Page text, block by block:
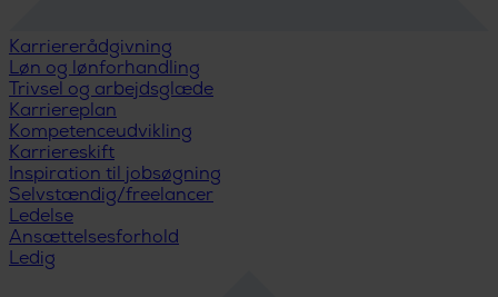
Karriererådgivning
Løn og lønforhandling
Trivsel og arbejdsglæde
Karriereplan
Kompetenceudvikling
Karriereskift
Inspiration til jobsøgning
Selvstændig/freelancer
Ledelse
Ansættelsesforhold
Ledig